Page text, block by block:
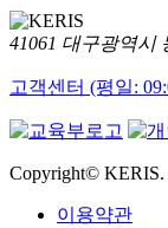
41061 대구광역시
고객센터 (평일:
Copyright©
이용약관